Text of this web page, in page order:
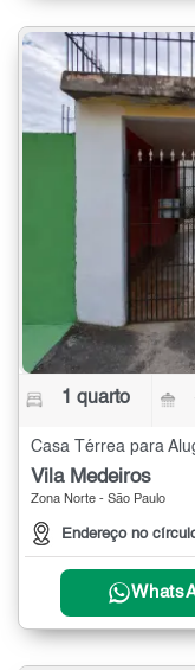
1 quarto
Casa Térrea para
Vila Medeiros
Zona Norte - São Paulo
Endereço no